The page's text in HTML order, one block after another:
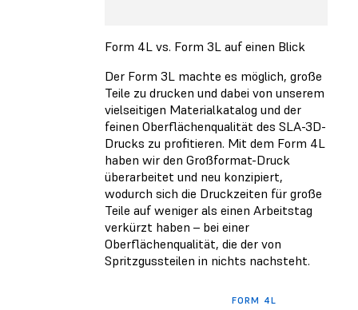
Form 4L vs. Form 3L auf einen Blick
Der Form 3L machte es möglich, große
Teile zu drucken und dabei von unserem
vielseitigen Materialkatalog und der
feinen Oberflächenqualität des SLA-3D-
Drucks zu profitieren. Mit dem Form 4L
haben wir den Großformat-Druck
überarbeitet und neu konzipiert,
wodurch sich die Druckzeiten für große
Teile auf weniger als einen Arbeitstag
verkürzt haben – bei einer
Oberflächenqualität, die der von
Spritzgussteilen in nichts nachsteht.
FORM 4L